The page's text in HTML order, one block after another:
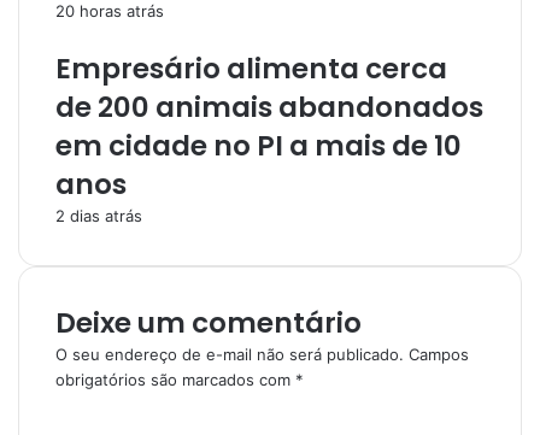
20 horas atrás
Empresário alimenta cerca
de 200 animais abandonados
em cidade no PI a mais de 10
anos
2 dias atrás
Deixe um comentário
O seu endereço de e-mail não será publicado. Campos
obrigatórios são marcados com *